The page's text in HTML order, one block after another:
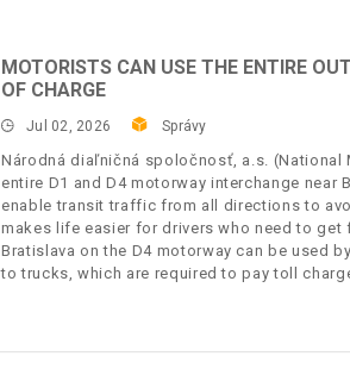
MOTORISTS CAN USE THE ENTIRE
OF CHARGE
Jul 02, 2026 Správy
Národná diaľničná spoločnosť, a.s. (National
entire D1 and D4 motorway interchange
enable transit traffic from all directions to
makes life easier for drivers who need to
Bratislava on the D4 motorway can be used
to trucks, which are required to pay toll